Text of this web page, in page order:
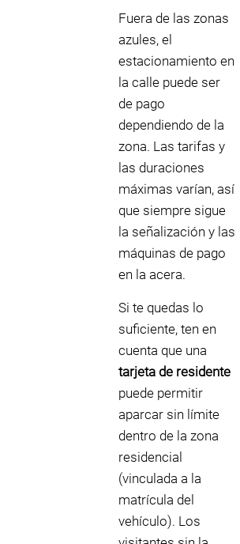
Fuera de las zonas
azules, el
estacionamiento en
la calle puede ser
de pago
dependiendo de la
zona. Las tarifas y
las duraciones
máximas varían, así
que siempre sigue
la señalización y las
máquinas de pago
en la acera.
Si te quedas lo
suficiente, ten en
cuenta que una
tarjeta de residente
puede permitir
aparcar sin límite
dentro de la zona
residencial
(vinculada a la
matrícula del
vehículo). Los